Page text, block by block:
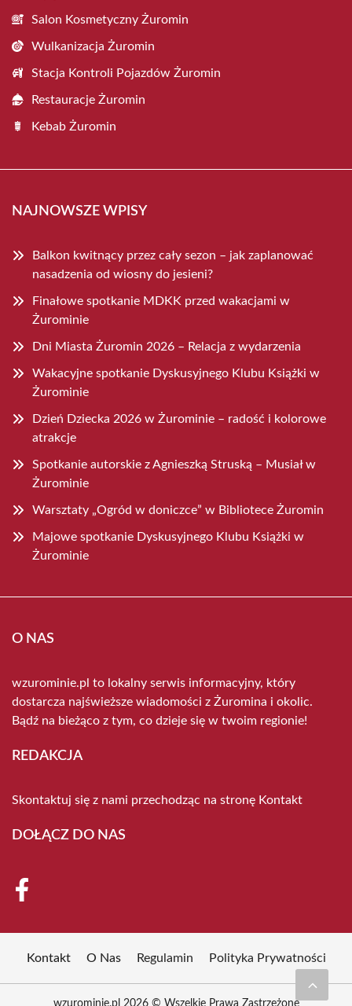
Salon Kosmetyczny Żuromin
Wulkanizacja Żuromin
Stacja Kontroli Pojazdów Żuromin
Restauracje Żuromin
Kebab Żuromin
NAJNOWSZE WPISY
Balkon kwitnący przez cały sezon – jak zaplanować
nasadzenia od wiosny do jesieni?
Finałowe spotkanie MDKK przed wakacjami w
Żurominie
Dni Miasta Żuromin 2026 – Relacja z wydarzenia
Wakacyjne spotkanie Dyskusyjnego Klubu Książki w
Żurominie
Dzień Dziecka 2026 w Żurominie – radość i kolorowe
atrakcje
Spotkanie autorskie z Agnieszką Struską – Musiał w
Żurominie
Warsztaty „Ogród w doniczce” w Bibliotece Żuromin
Majowe spotkanie Dyskusyjnego Klubu Książki w
Żurominie
O NAS
wzurominie.pl to lokalny serwis informacyjny, który
dostarcza najświeższe wiadomości z Żuromina i okolic.
Bądź na bieżąco z tym, co dzieje się w twoim regionie!
REDAKCJA
Skontaktuj się z nami przechodząc na stronę Kontakt
DOŁĄCZ DO NAS
Kontakt O Nas Regulamin Polityka Prywatności
wzurominie.pl 2026 © Wszelkie Prawa Zastrzeżone